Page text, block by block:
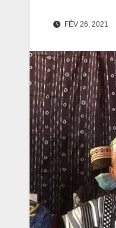
FÉV 26, 2021